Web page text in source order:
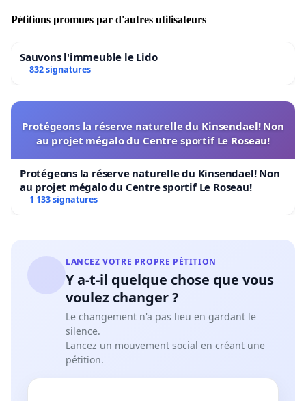
Pétitions promues par d'autres utilisateurs
Sauvons l'immeuble le Lido
832 signatures
Protégeons la réserve naturelle du Kinsendael! Non
au projet mégalo du Centre sportif Le Roseau!
Protégeons la réserve naturelle du Kinsendael! Non
au projet mégalo du Centre sportif Le Roseau!
1 133 signatures
LANCEZ VOTRE PROPRE PÉTITION
Y a-t-il quelque chose que vous
voulez changer ?
Le changement n'a pas lieu en gardant le
silence.
Lancez un mouvement social en créant une
pétition.